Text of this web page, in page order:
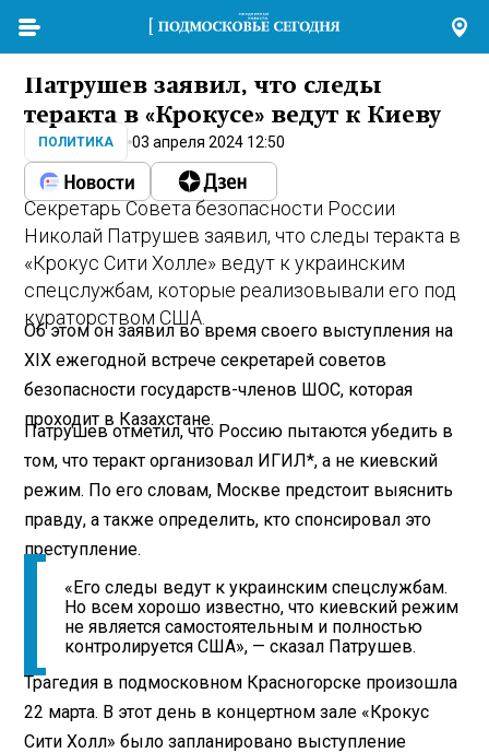
Патрушев заявил, что следы
теракта в «Крокусе» ведут к Киеву
ПОЛИТИКА 03 апреля 2024 12:50
Секретарь Совета безопасности России
Николай Патрушев заявил, что следы теракта в
«Крокус Сити Холле» ведут к украинским
спецслужбам, которые реализовывали его под
кураторством США.
Об этом он заявил во время своего выступления на
XIX ежегодной встрече секретарей советов
безопасности государств-членов ШОС, которая
проходит в Казахстане.
Патрушев отметил, что Россию пытаются убедить в
том, что теракт организовал ИГИЛ*, а не киевский
режим. По его словам, Москве предстоит выяснить
правду, а также определить, кто спонсировал это
преступление.
«Его следы ведут к украинским спецслужбам.
Но всем хорошо известно, что киевский режим
не является самостоятельным и полностью
контролируется США», — сказал Патрушев.
Трагедия в подмосковном Красногорске произошла
22 марта. В этот день в концертном зале «Крокус
Сити Холл» было запланировано выступление